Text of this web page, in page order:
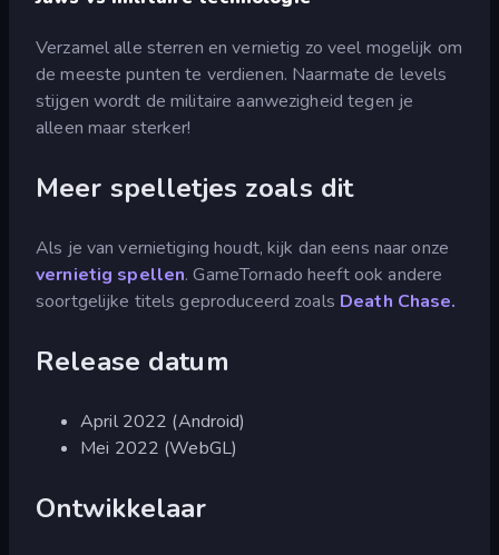
Verzamel alle sterren en vernietig zo veel mogelijk om
de meeste punten te verdienen. Naarmate de levels
stijgen wordt de militaire aanwezigheid tegen je
alleen maar sterker!
Meer spelletjes zoals dit
Als je van vernietiging houdt, kijk dan eens naar onze
vernietig spellen. GameTornado heeft ook andere
soortgelijke titels geproduceerd zoals Death Chase.
Release datum
April 2022 (Android)
Mei 2022 (WebGL)
Ontwikkelaar